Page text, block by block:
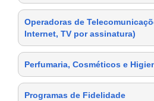
Operadoras de
Internet, TV por assinatura)
Perfumaria, Cosméticos e
Programas de Fidelidade